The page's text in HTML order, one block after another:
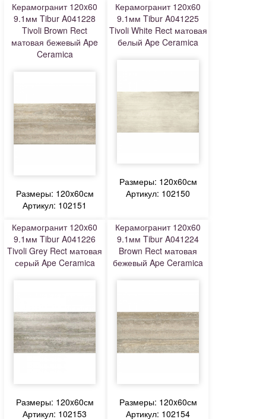
Керамогранит 120x60
9.1мм Tibur A041228
Tivoli Brown Rect
матовая бежевый Ape
Ceramica
Размеры: 120x60см
Артикул: 102151
Керамогранит 120x60
9.1мм Tibur A041225
Tivoli White Rect матовая
белый Ape Ceramica
Размеры: 120x60см
Артикул: 102150
Керамогранит 120x60
9.1мм Tibur A041226
Tivoli Grey Rect матовая
серый Ape Ceramica
Размеры: 120x60см
Артикул: 102153
Керамогранит 120x60
9.1мм Tibur A041224
Brown Rect матовая
бежевый Ape Ceramica
Размеры: 120x60см
Артикул: 102154